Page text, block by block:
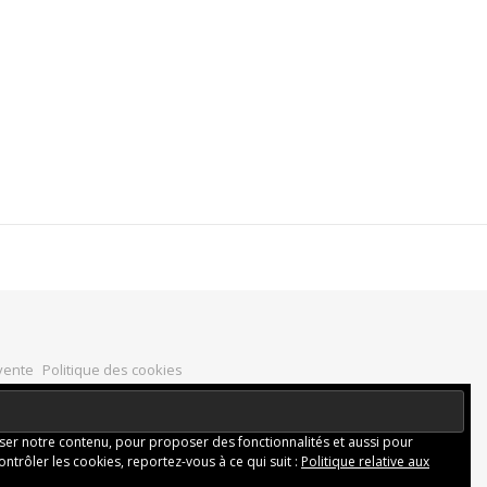
Politique des cookies
notre contenu, pour proposer des fonctionnalités et aussi pour
les cookies, reportez-vous à ce qui suit : Politique relative aux